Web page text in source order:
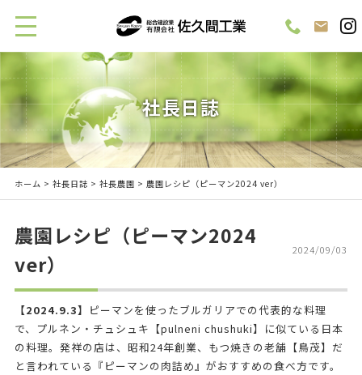
社長日誌
ホーム > 社長日誌 > 社長農園 > 農園レシピ（ピーマン2024 ver）
農園レシピ（ピーマン2024
ver）
2024/09/03
【2024.9.3】 ピーマンを使ったブルガリアでの代表的な料理
で、プルネン・チュシュキ【pulneni chushuki】に似ている日本
の料理。発祥の店は、昭和24年創業、もつ焼きの老舗【鳥茂】だ
と言われている『ピーマンの肉詰め』がおすすめの食べ方です。